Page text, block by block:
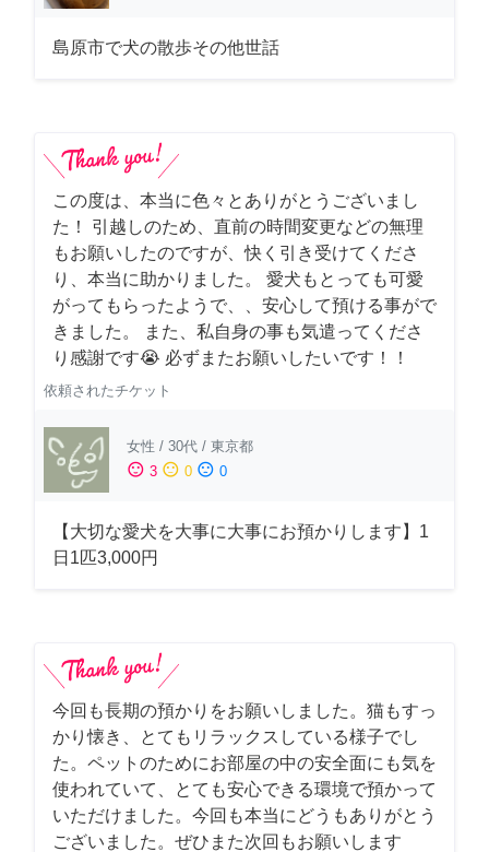
島原市で犬の散歩その他世話
この度は、本当に色々とありがとうございまし
た！ 引越しのため、直前の時間変更などの無理
もお願いしたのですが、快く引き受けてくださ
り、本当に助かりました。 愛犬もとっても可愛
がってもらったようで、、安心して預ける事がで
きました。 また、私自身の事も気遣ってくださ
り感謝です😭 必ずまたお願いしたいです！！
依頼されたチケット
女性 / 30代 / 東京都
sentiment_satisfied 3 sentiment_neutral 0 sentiment_dissatisfied 0
【大切な愛犬を大事に大事にお預かりします】1
日1匹3,000円
今回も長期の預かりをお願いしました。猫もすっ
かり懐き、とてもリラックスしている様子でし
た。ペットのためにお部屋の中の安全面にも気を
使われていて、とても安心できる環境で預かって
いただけました。今回も本当にどうもありがとう
ございました。ぜひまた次回もお願いします